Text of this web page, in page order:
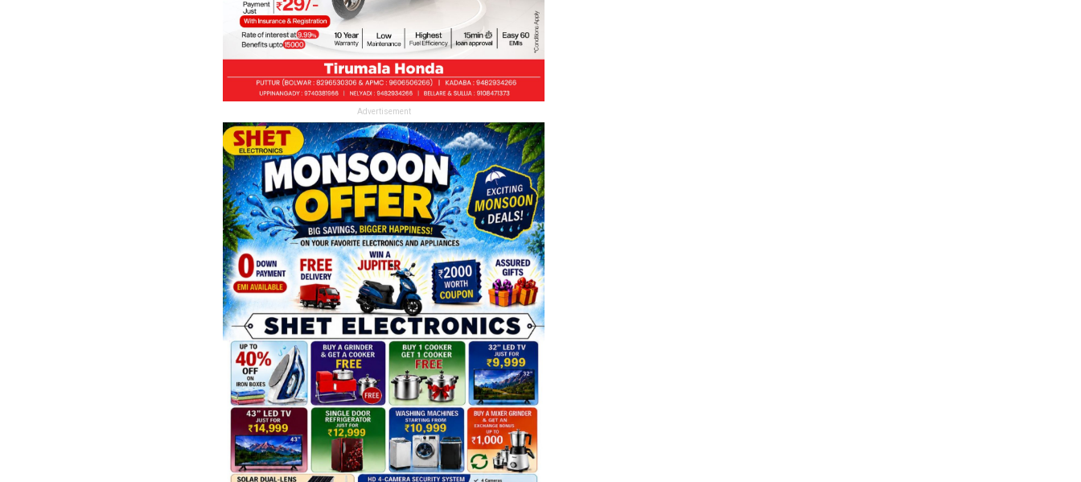
Advertisement